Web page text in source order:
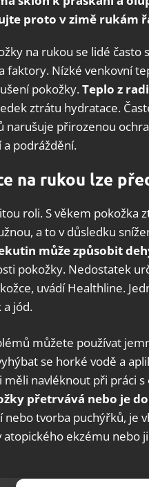
proto v zimě rukám
na rukou se lidé často
faktory. Nízké venkovní
pokožky.Teplo z
ztrátu hydratace.
přirozenou
podráždění.
na rukou lze
roli. S věkem pokožka
a to v důsledku
může způsobit
pokožky. Nedostatek
uvádí Healthline.
a jód.
můžete používat
se horké vodě a
měli navléknout při práci
přetrvává nebo je
nebo tvorba puchýřků, je
ekzému nebo